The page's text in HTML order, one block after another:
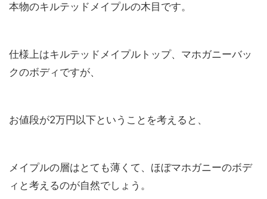
本物のキルテッドメイプルの木目です。
仕様上はキルテッドメイプルトップ、マホガニーバッ
クのボディですが、
お値段が2万円以下ということを考えると、
メイプルの層はとても薄くて、ほぼマホガニーのボデ
ィと考えるのが自然でしょう。